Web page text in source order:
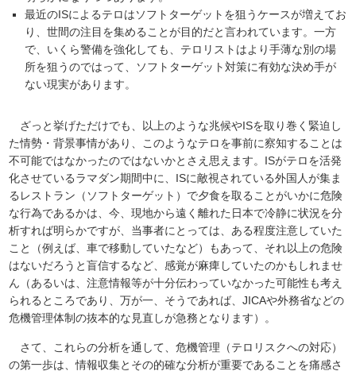
最近のISによるテロはソフトターゲットを狙うケースが増えてお
り、世間の注目を集めることが目的だと言われています。一方
で、いくら警備を強化しても、テロリストはより手薄な別の場
所を狙うのではって、ソフトターゲット対策に有効な決め手が
ない現実があります。
ざっと挙げただけでも、以上のような兆候やISを取り巻く緊迫し
た情勢・背景事情があり、このようなテロを事前に察知することは
不可能ではなかったのではないかとさえ思えます。ISがテロを活発
化させているラマダン期間中に、ISに敵視されている外国人が集ま
るレストラン（ソフトターゲット）で夕食を取ることがいかに危険
な行為であるかは、今、現地から遠く離れた日本で冷静に状況を分
析すれば明らかですが、当事者にとっては、ある程度注意していた
こと（例えば、車で移動していたなど）もあって、それ以上の危険
はないだろうと盲信するなど、感覚が麻痺していたのかもしれませ
ん（あるいは、注意情報等が十分伝わっていなかった可能性も考え
られるところであり、万が一、そうであれば、JICAや外務省などの
危機管理体制の抜本的な見直しが急務となります）。
さて、これらの分析を通して、危機管理（テロリスクへの対応）
の第一歩は、情報収集とその的確な分析が重要であることを痛感さ